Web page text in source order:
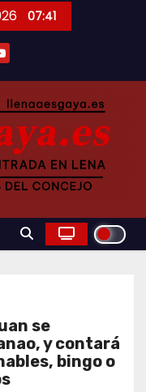
07:41
se
y contará
bingo o